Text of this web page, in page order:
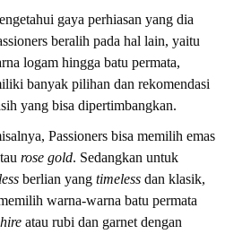
gaya perhiasan yang dia
beralih pada hal lain, yaitu
logam hingga batu permata,
banyak pilihan dan rekomendasi
yang bisa dipertimbangkan.
Passioners bisa memilih emas
rose gold. Sedangkan untuk
berlian yang timeless dan klasik,
warna-warna batu permata
atau rubi dan garnet dengan